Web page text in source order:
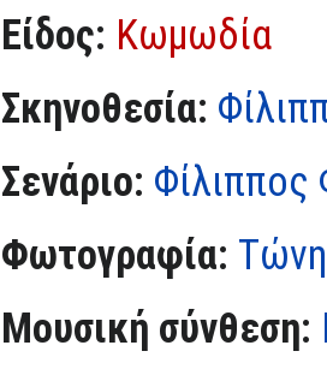
Είδος: Κωμωδία
Σκηνοθεσία:
Σενάριο:
Φωτογραφία:
Μουσική σύνθεση: